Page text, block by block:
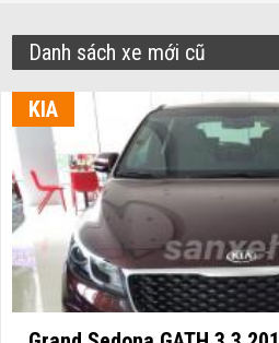
Danh sách xe mới cũ
KIA